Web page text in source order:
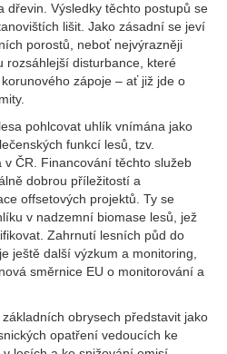
dřevin. Výsledky těchto postupů se
lišit. Jako zásadní se jeví
porostů, neboť nejvýrazněji
rozsáhlejší disturbance, které
zápoje – ať již jde o
pohlcovat uhlík vnímána jako
funkcí lesů, tzv.
ČR. Financování těchto služeb
dobrou příležitostí a
offsetových projektů. Ty se
v nadzemní biomase lesů, jež
Zahrnutí lesních půd do
ještě další výzkum a monitoring,
směrnice EU o monitorování a
obrysech představit jako
opatření vedoucích ke